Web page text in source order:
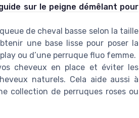
sur le peigne démêlant pour
de cheval basse selon la taille
une base lisse pour poser la
ou d’une perruque fluo femme.
cheveux en place et éviter les
naturels. Cela aide aussi à
collection de perruques roses ou